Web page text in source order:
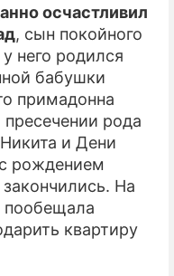
осчастливил
, сын покойного
него родился
бабушки
примадонна
рода
и Дени
рождением
На
пообещала
квартиру